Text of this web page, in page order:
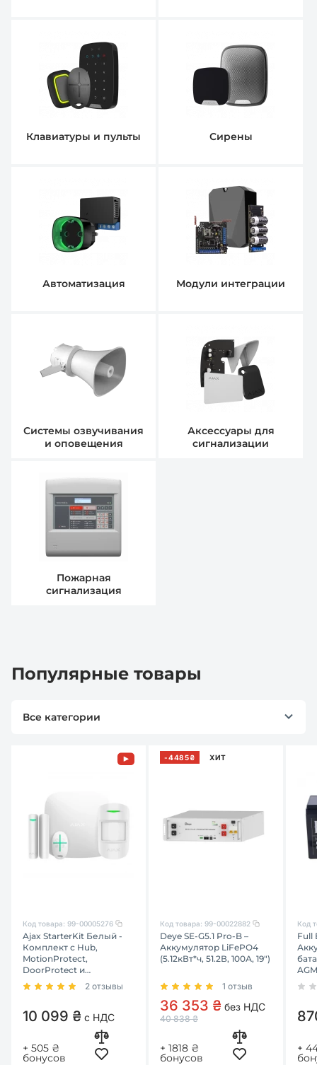
Клавиатуры и пульты Сирены
Автоматизация Модули интеграции
Системы озвучивания
и оповещения
Аксессуары для
сигнализации
Пожарная
сигнализация
Популярные товары
Все категории
Код товара: 99-00005276
Ajax StarterKit Белый -
Комплект с Hub,
MotionProtect,
DoorProtect и
SpaceControl
2 отзывы
10 099 ₴ с НДС
+ 505 ₴
бонусов
-4485₴ ХИТ
Код товара: 99-00022882
Deye SE-G5.1 Pro-B –
Аккумулятор LiFePO4
(5.12кВт*ч, 51.2В, 100А, 19")
1 отзыв
36 353 ₴ без НДС
40 838 ₴
+ 1818 ₴
бонусов
Код
Full
+